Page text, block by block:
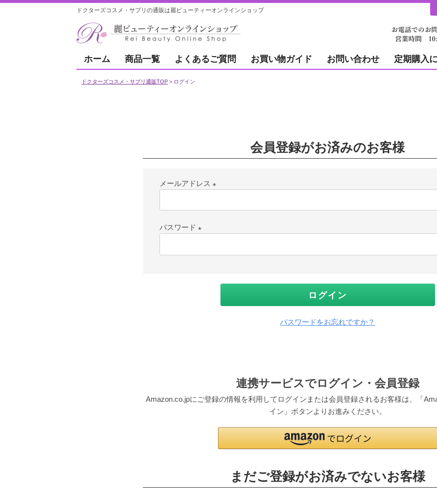
ドクターズコスメ・サプリの通販は麗ビューティーオンラインショップ
ホーム 商品一覧 よくあるご質問 お買い物ガイド お問い合わせ 定期購入
ドクターズコスメ・サプリ通販TOP ログイン
会員登録がお済みのお客様
メールアドレス
須)
パスワード
須)
ログイン
パスワードをお忘れですか？
連携サービスでログイン・会員登録
Amazon.co.jpにご登録の情報を利用してログインまたは会員登録されるお客様は、「
イン」ボタンよりお進みください。
まだご登録がお済みでないお客様